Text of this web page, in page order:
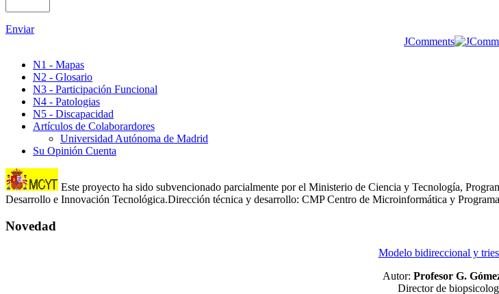
Enviar
JComments
N1 - Mapas
N2 - Glosario
N3 - Participación Funcional
N4 - Patologias
N5 - Discapacidad
Artículos de Colaborardores
Universidad Autónoma de Madrid
Su Opinión Cuenta
Este proyecto ha sido subvencionado parcialmente por el Ministerio de Ciencia y Tecnología,
Desarrollo e Innovación Tecnológica.Dirección técnica y desarrollo: CMP Centro de Microinformática y
Novedad
Modelo bidireccional y
Autor: Profesor G.
Director de